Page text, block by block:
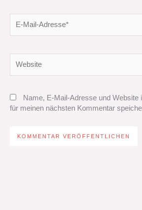
Mail-
Name, E-Mail-Adresse und Website
für meinen nächsten Kommentar